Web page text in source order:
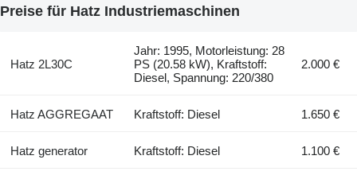
Preise für Hatz Industriemaschinen
Hatz 2L30C
Jahr: 1995, Motorleistung: 28
PS (20.58 kW), Kraftstoff:
Diesel, Spannung: 220/380
2.000 €
Hatz AGGREGAAT Kraftstoff: Diesel 1.650 €
Hatz generator Kraftstoff: Diesel 1.100 €